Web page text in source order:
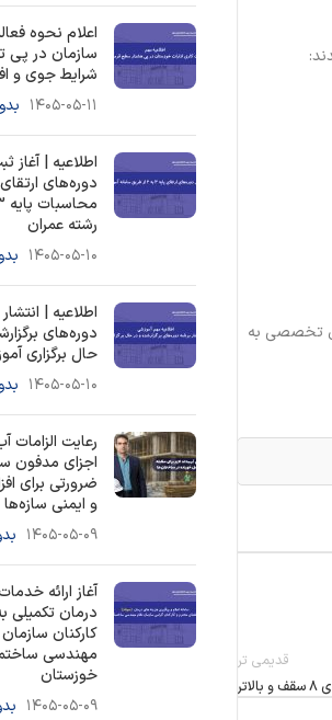
تخصصی به
قدیمی تر
اعلام نحوه
سازمان در پی
شرایط جوی و
۱۴۰۵-۰۵-۱۱
اطلاعیه | آغاز
دوره‌های
رشته عمران
۱۴۰۵-۰۵-۱۰
اطلاعیه |
دوره‌های
حال برگزاری
۱۴۰۵-۰۵-۱۰
رعایت الزامات
اجزای مدفون
ضرورتی برای
و ایمنی سازه‌ها
۱۴۰۵-۰۵-۰۹
آغاز ارائه
درمان تکمیلی
کارکنان
مهندسی
خوزستان
۱۴۰۵-۰۵-۰۹